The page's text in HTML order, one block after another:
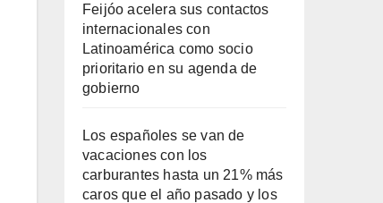
Feijóo acelera sus contactos
internacionales con
Latinoamérica como socio
prioritario en su agenda de
gobierno
Los españoles se van de
vacaciones con los
carburantes hasta un 21% más
caros que el año pasado y los